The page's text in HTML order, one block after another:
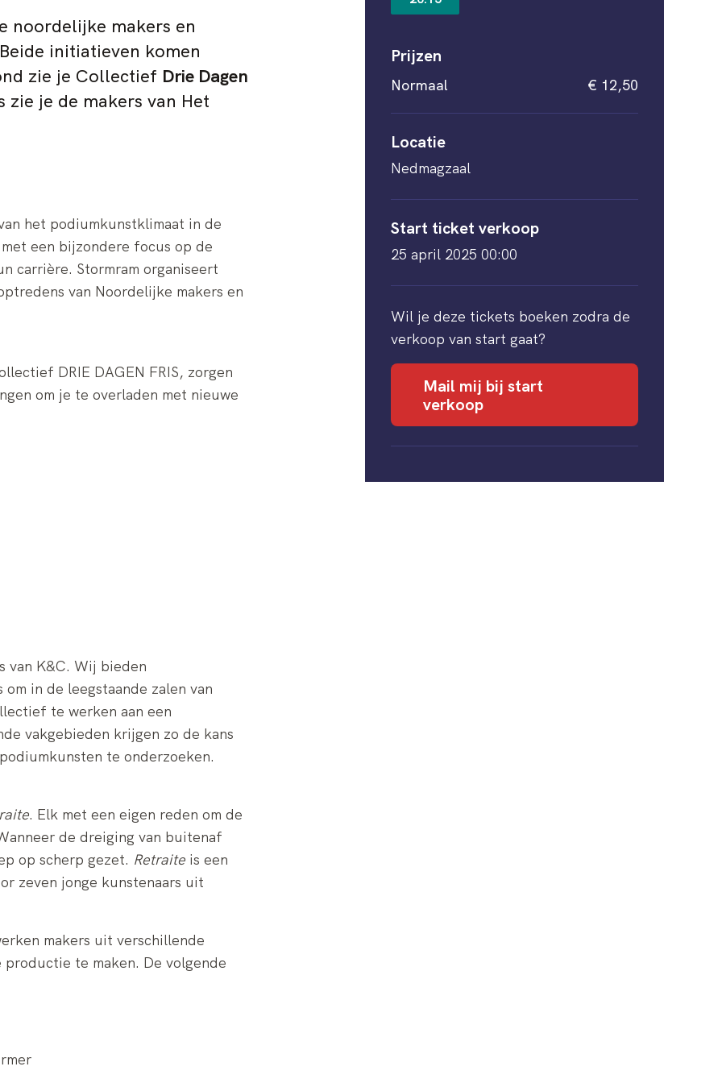
noordelijke makers en
initiatieven komen
zie je Collectief Drie Dagen
zie je de makers van Het
het podiumkunstklimaat in de
een bijzondere focus op de
carrière. Stormram organiseert
van Noordelijke makers en
DRIE DAGEN FRIS, zorgen
om je te overladen met nieuwe
van K&C. Wij bieden
in de leegstaande zalen van
te werken aan een
vakgebieden krijgen zo de kans
te onderzoeken.
. Elk met een eigen reden om de
de dreiging van buitenaf
op scherp gezet. Retraite is een
zeven jonge kunstenaars uit
makers uit verschillende
te maken. De volgende
Prijzen
Normaal € 12,50
Locatie
Nedmagzaal
Start ticket verkoop
25 april 2025 00:00
Wil je deze tickets boeken zodra de
verkoop van start gaat?
Mail mij bij start
verkoop